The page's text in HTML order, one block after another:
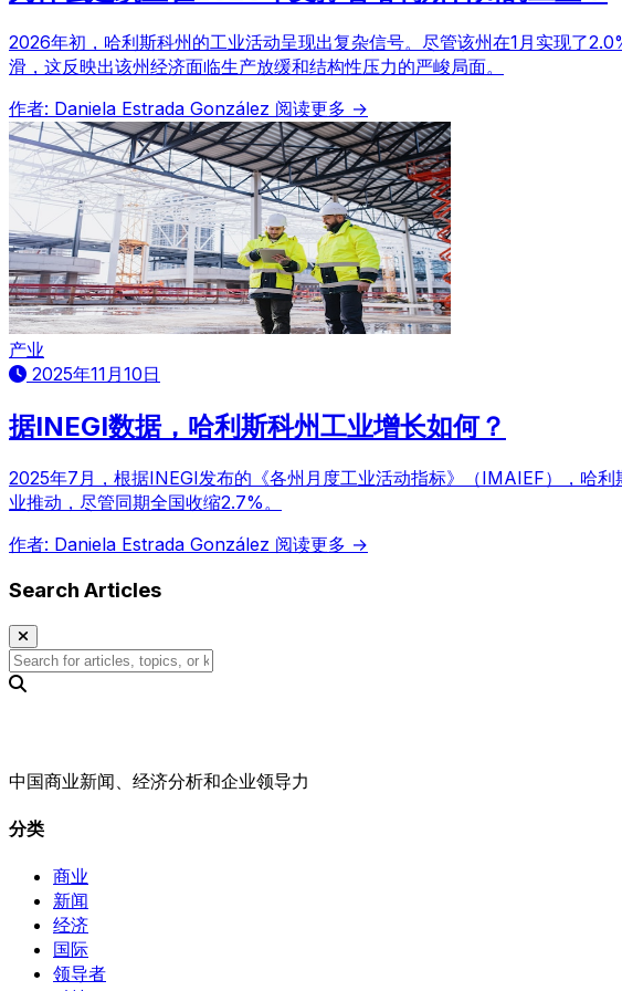
2026年初，哈利斯科州的工业活动呈现出复杂信号。尽管该州在1月实现了
滑，这反映出该州经济面临生产放缓和结构性压力的严峻局面。
作者: Daniela Estrada González 阅读更多 →
产业
2025年11月10日
据INEGI数据，哈利斯科州工业增长如何？
2025年7月，根据INEGI发布的《各州月度工业活动指标》（IMAIEF），哈
业推动，尽管同期全国收缩2.7%。
作者: Daniela Estrada González 阅读更多 →
Search Articles
中国商业新闻、经济分析和企业领导力
分类
商业
新闻
经济
国际
领导者